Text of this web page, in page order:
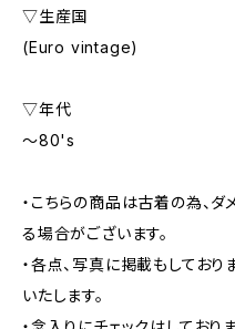
▽生産国
(Euro vintage)
▽年代
〜80's
・こちらの商品は古着の為、ダ
る場合がございます。
・各点、写真に掲載もしてお
いたします。